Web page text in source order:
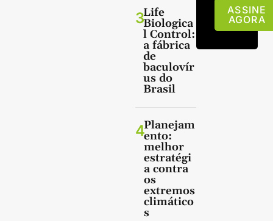
3Life
Biologica
l Control:
a fábrica
de
baculovír
us do
Brasil
4Planejam
ento:
melhor
estratégi
a contra
os
extremos
climático
s
ASSINE
AGORA